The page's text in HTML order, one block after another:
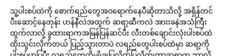
သူ့ပါးစပ်ထဲကို စောက်ရည်တွေအဝရောက်နေပီဆိုတာသိလို့ အရှိန်တင်
ပီးဆောင့်နေတုန်း ဟန်နီလဲအထွက် ဆရာ့ဆီကလဲ အားးခနဲအသံကြီး
ထွက်လာလို့ ခွထားရာကအမြန်ပြန်ဆင်ပီး လီးတစ်ချောင်းလုံးပါးစပ်ထဲ
ထိုးသွင်းလိုက်တယ် ပြည့်သွားတာပဲ လရည်တွေပါးစပ်ထဲမှာ ဆရာ့ကို